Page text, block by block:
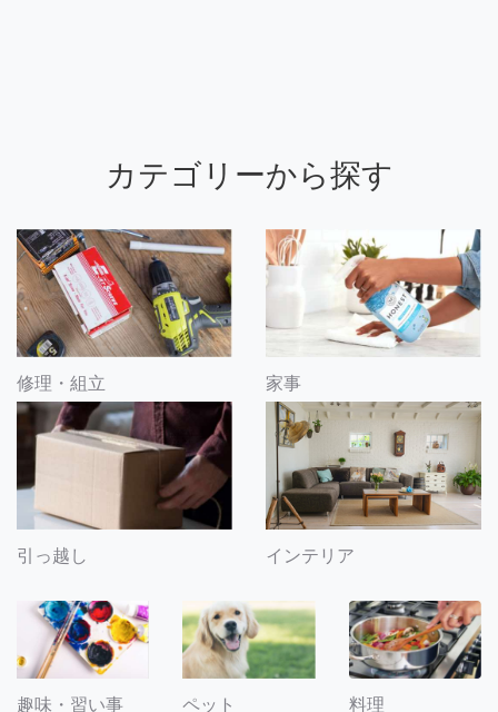
カテゴリーから探す
修理・組立 家事
引っ越し インテリア
趣味・習い事 ペット 料理